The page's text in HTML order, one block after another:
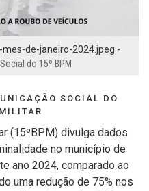
de-janeiro-2024.jpeg -
do 15º BPM
SOCIAL DO
(15ºBPM) divulga dados
no município de
ano 2024, comparado ao
uma redução de 75% nos